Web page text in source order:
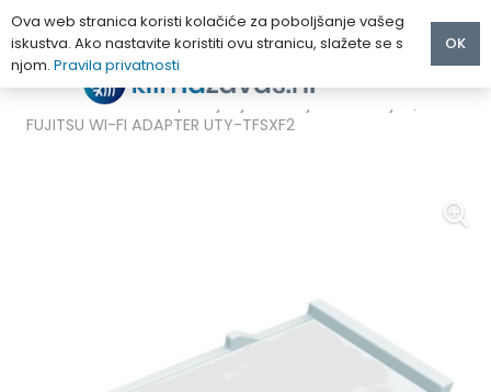
WI-FI ADAPTERI za upravljanje s udaljene lokacije
FUJITSU WI-FI ADAPTER UTY-TFSXF2
Ova web stranica koristi kolačiće za poboljšanje vašeg
iskustva. Ako nastavite koristiti ovu stranicu, slažete se s
njom. Pravila privatnosti
OK